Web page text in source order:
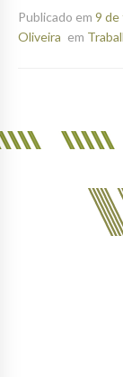
Publicado em 9 de
Oliveira em